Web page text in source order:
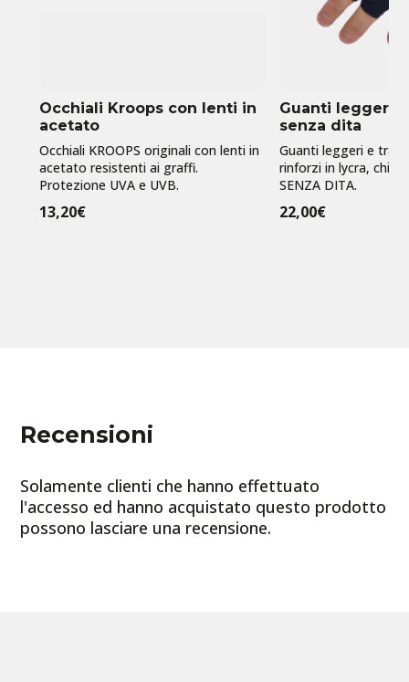
Occhiali Kroops con lenti in
acetato
Occhiali KROOPS originali con lenti in
acetato resistenti ai graffi.
Protezione UVA e UVB.
13,20€
Guanti leggeri
senza dita
Guanti leggeri e
rinforzi in lycra,
SENZA DITA.
22,00€
Recensioni
Solamente clienti che hanno effettuato
l'accesso ed hanno acquistato questo prodotto
possono lasciare una recensione.